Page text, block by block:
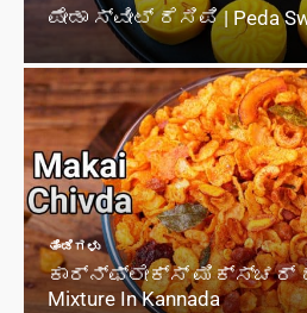
ಪೇಡಾ ಸ್ವೀಟ್ ರೆಸಿಪಿ | Peda
ತಿಂಡಿಗಳು
ಕಾರ್ನ್‌ಫ್ಲೇಕ್ಸ್ ಮಿಕ್ಸ್ಚರ್
Mixture In Kannada